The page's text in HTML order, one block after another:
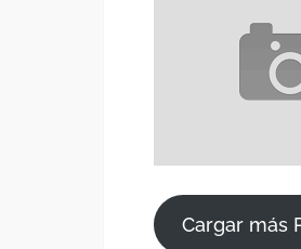
Cargar más